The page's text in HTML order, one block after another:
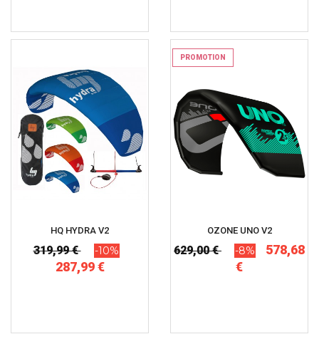
HQ HYDRA V2
319,99 € -10%
287,99 €
PROMOTION
OZONE UNO V2
629,00 € -8%
578,68
€